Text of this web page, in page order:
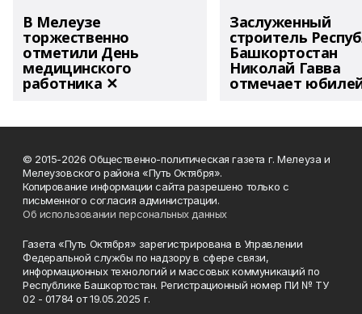
В Мелеузе
торжественно
отметили День
медицинского
работника ✕
Заслуженный
строитель
Башкортостан
Николай Гавва
отмечает
© 2015-2026 Общественно-политическая газета г. Мелеуза и
Мелеузовского района «Путь Октября».
Копирование информации сайта разрешено только с
письменного согласия администрации.
Об использовании персональных данных
Газета «Путь Октября» зарегистрирована в Управлении
Федеральной службы по надзору в сфере связи,
информационных технологий и массовых коммуникаций по
Республике Башкортостан. Регистрационный номер ПИ № ТУ
02 - 01784 от 19.05.2025 г.